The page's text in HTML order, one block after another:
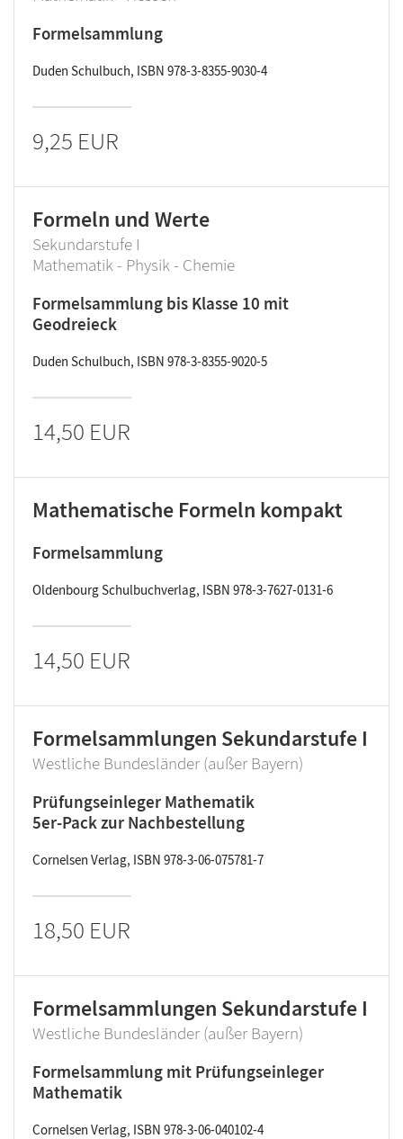
Formelsammlung
Duden Schulbuch, ISBN 978-3-8355-9030-4
9,25 EUR
Formeln und Werte
Sekundarstufe I
Mathematik - Physik - Chemie
Formelsammlung bis Klasse 10 mit
Geodreieck
Duden Schulbuch, ISBN 978-3-8355-9020-5
14,50 EUR
Mathematische Formeln kompakt
Formelsammlung
Oldenbourg Schulbuchverlag, ISBN 978-3-7627-0131-6
14,50 EUR
Formelsammlungen Sekundarstufe I
Westliche Bundesländer (außer Bayern)
Prüfungseinleger Mathematik
5er-Pack zur Nachbestellung
Cornelsen Verlag, ISBN 978-3-06-075781-7
18,50 EUR
Formelsammlungen Sekundarstufe I
Westliche Bundesländer (außer Bayern)
Formelsammlung mit Prüfungseinleger
Mathematik
Cornelsen Verlag, ISBN 978-3-06-040102-4